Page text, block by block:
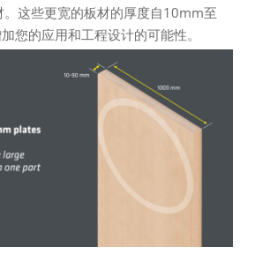
这些更宽的板材的厚度自10mm至
您的应用和工程设计的可能性。